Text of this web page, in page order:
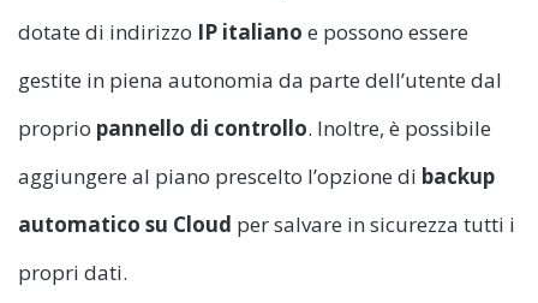
dotate di indirizzo IP italiano e possono essere
gestite in piena autonomia da parte dell’utente dal
proprio pannello di controllo. Inoltre, è possibile
aggiungere al piano prescelto l’opzione di backup
automatico su Cloud per salvare in sicurezza tutti i
propri dati.